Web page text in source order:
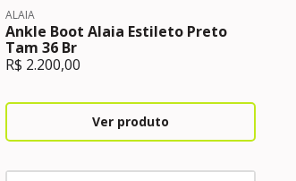
ALAIA
Ankle Boot Alaia Estileto Preto
Tam 36 Br
R$ 2.200,00
Ver produto